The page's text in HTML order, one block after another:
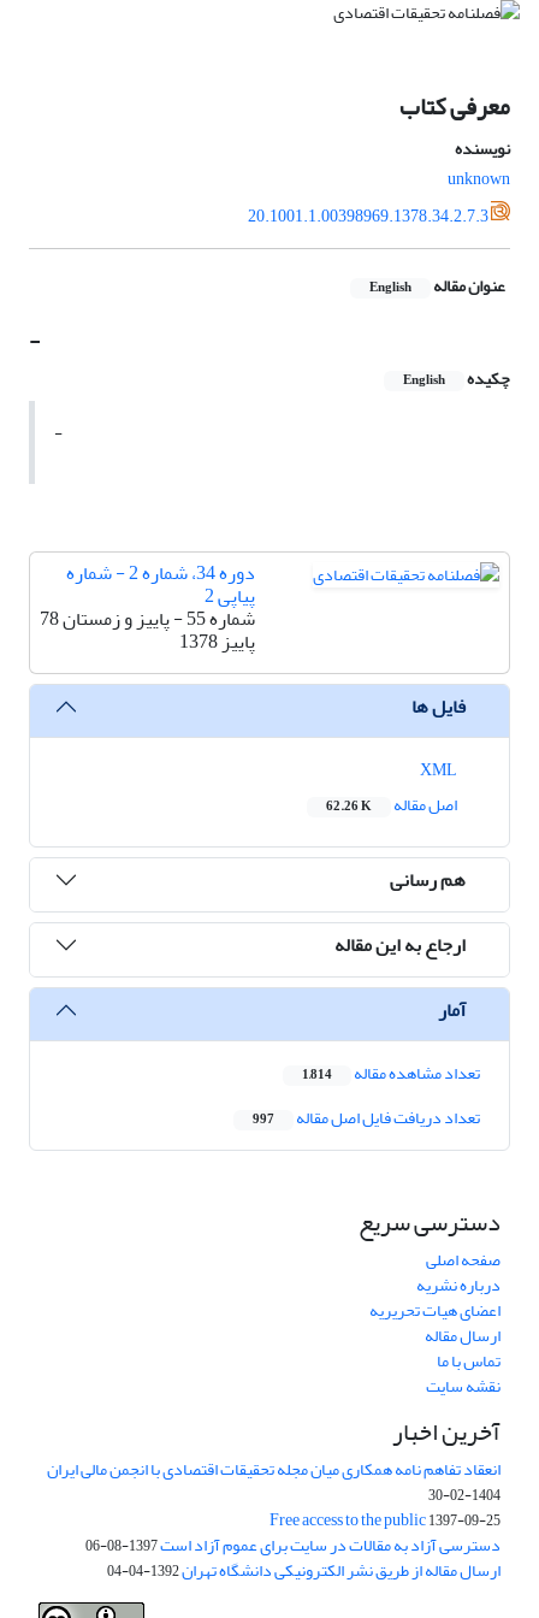
معرفی کتاب
نویسنده
unknown
20.1001.1.00398969.1378.34.2.7.3
عنوان مقاله English
-
چکیده English
-
دوره 34، شماره 2 - شماره
پیاپی 2
شماره 55 - پاییز و زمستان 78
پاییز 1378
فایل ها
اصل مقاله
62.26 K
هم رسانی
ارجاع به این مقاله
آمار
تعداد مشاهده مقاله 1,814
تعداد دریافت فایل اصل مقاله 997
دسترسی سریع
صفحه اصلی
درباره نشریه
اعضای هیات تحریریه
ارسال مقاله
تماس با ما
نقشه سایت
آخرین اخبار
انعقاد تفاهم نامه همکاری میان مجله تحقیقات اقتصادی با انجمن مالی ایران
1404-02-30
Free access to the public1397-09-25
دسترسی آزاد به مقالات در سایت برای عموم آزاد است1397-08-06
ارسال مقاله از طریق نشر الکترونیکی دانشگاه تهران1392-04-04